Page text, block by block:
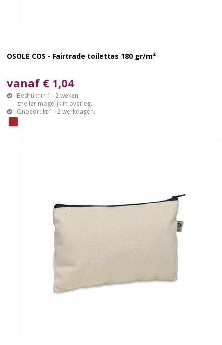
OSOLE COS - Fairtrade toilettas 180 gr/m²
vanaf € 1,04
Bedrukt in 1 - 2 weken,
sneller mogelijk in overleg.
Onbedrukt 1 - 2 werkdagen.